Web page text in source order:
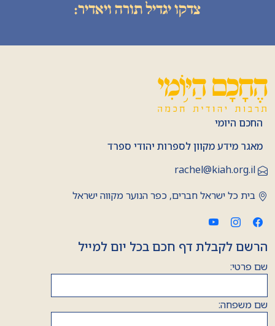
צדקו יגדיל תורה ויאדיר:
החכם היומי
מאגר מידע מקוון לספרות יהודי ספרד
rachel@kiah.org.il
בית כל ישראל חברים, כפר הנוער מקווה ישראל
הרשם לקבלת דף חכם בכל יום למייל
שם פרטי:
שם משפחה: